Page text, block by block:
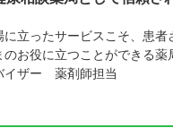
に立ったサービスこそ、患
のお役に立つことができる薬
イザー 薬剤師担当